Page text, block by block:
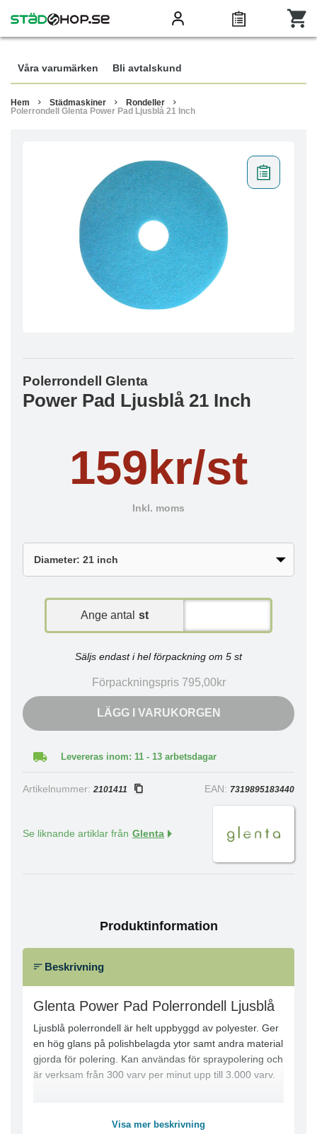
Våra varumärken Bli avtalskund
Hem Städmaskiner
Rondeller
Polerrondell Glenta Power Pad Ljusblå 21 Inch
Polerrondell Glenta
Power Pad Ljusblå 21 Inch
159kr/st
Inkl. moms
Ange antal st
Säljs endast i hel förpackning om 5 st
Förpackningspris 795,00kr
LÄGG I VARUKORGEN
Levereras inom: 11 - 13 arbetsdagar
Artikelnummer: 2101411 EAN: 7319895183440
Se liknande artiklar från Glenta
Produktinformation
Beskrivning
Glenta Power Pad Polerrondell Ljusblå
Ljusblå polerrondell är helt uppbyggd av polyester. Ger
en hög glans på polishbelagda ytor samt andra material
gjorda för polering. Kan användas för spraypolering och
är verksam från 300 varv per minut upp till 3.000 varv.
Visa mer beskrivning